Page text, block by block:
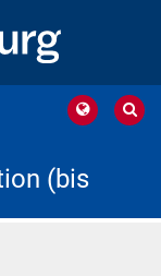
(bis